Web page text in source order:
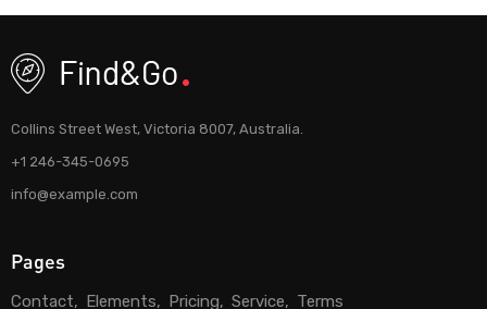
Collins Street West, Victoria 8007, Australia.
+1 246-345-0695
info@example.com
Pages
Contact Elements Pricing Service Terms